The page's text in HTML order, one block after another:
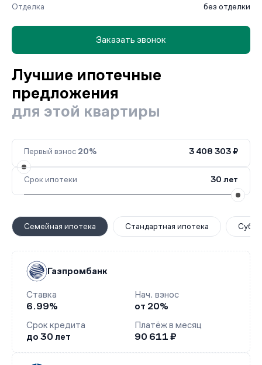
Отделка
без отделки
Заказать звонок
Лучшие ипотечные
предложения
для этой квартиры
Первый взнос 20% 3 408 303 ₽
Срок ипотеки 30 лет
Семейная ипотека Стандартная ипотека
Газпромбанк
Ставка
6.99%
Нач. взнос
от 20%
Срок кредита
до 30 лет
Платёж в месяц
90 611 ₽